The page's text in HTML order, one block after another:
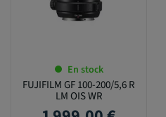
En stock
FUJIFILM GF 100-200/5,6 R
LM OIS WR